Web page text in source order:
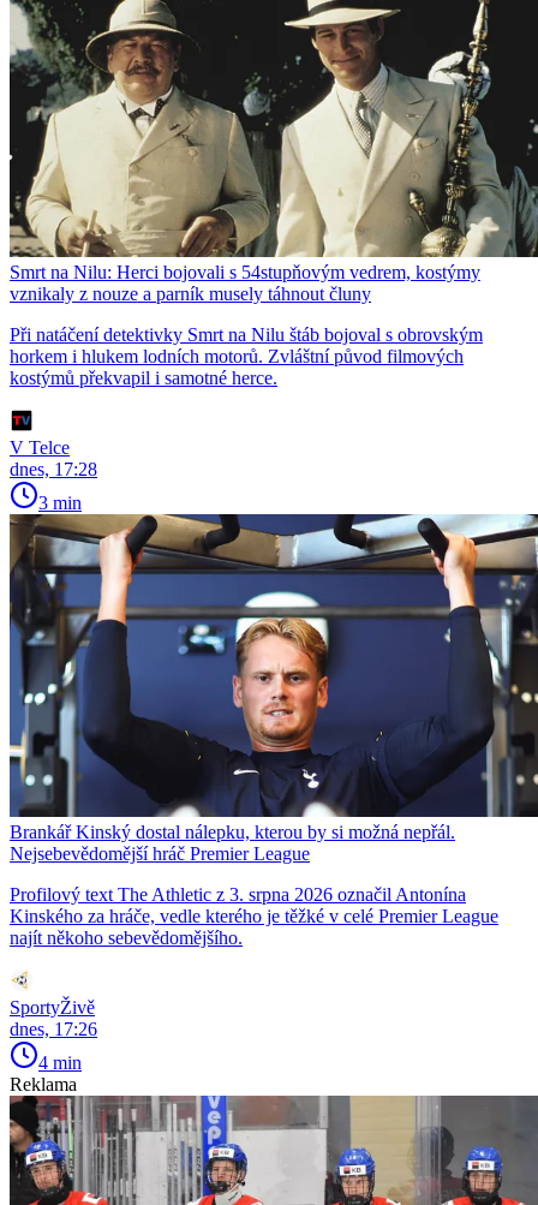
Smrt na Nilu: Herci bojovali s 54stupňovým vedrem, kostýmy
vznikaly z nouze a parník musely táhnout čluny
Při natáčení detektivky Smrt na Nilu štáb bojoval s obrovským
horkem i hlukem lodních motorů. Zvláštní původ filmových
kostýmů překvapil i samotné herce.
V Telce
dnes, 17:28
3 min
Brankář Kinský dostal nálepku, kterou by si možná nepřál.
Nejsebevědomější hráč Premier League
Profilový text The Athletic z 3. srpna 2026 označil Antonína
Kinského za hráče, vedle kterého je těžké v celé Premier League
najít někoho sebevědomějšího.
SportyŽivě
dnes, 17:26
4 min
Reklama